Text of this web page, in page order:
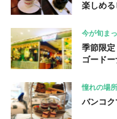
楽しめる
今が旬ま
季節限
ゴードー
憧れの場
バンコク